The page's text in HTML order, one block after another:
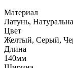
Материал
Латунь,
Цвет
Желтый, Серый,
Длина
140мм